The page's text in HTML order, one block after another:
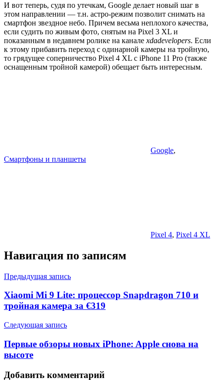
И вот теперь, судя по утечкам, Google делает новый шаг в
этом направлении — т.н. астро-режим позволит снимать на
смартфон звездное небо. Причем весьма неплохого качества,
если судить по живым фото, снятым на Pixel 3 XL и
показанным в недавнем ролике на канале xdadevelopers. Если
к этому прибавить переход с одинарной камеры на тройную,
то грядущее соперничество Pixel 4 XL с iPhone 11 Pro (также
оснащенным тройной камерой) обещает быть интересным.
Google,
Смартфоны и планшеты
Pixel 4, Pixel 4 XL
Навигация по записям
Предыдущая запись
Xiaomi Mi 9 Lite: процессор Snapdragon 710 и
тройная камера за €319
Следующая запись
Первые обзоры новых iPhone: Apple снова на
высоте
Добавить комментарий